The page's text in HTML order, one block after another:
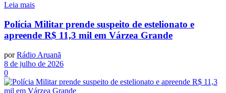
Leia mais
Polícia Militar prende suspeito de estelionato e
apreende R$ 11,3 mil em Várzea Grande
por Rádio Aruanã
8 de julho de 2026
0